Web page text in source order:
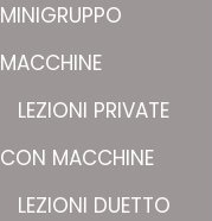
MINIGRUPPO
MACCHINE
LEZIONI PRIVATE
CON MACCHINE
LEZIONI DUETTO